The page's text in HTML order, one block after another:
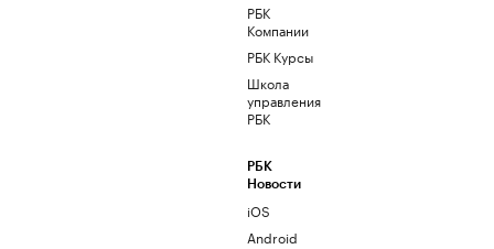
РБК
Компании
РБК Курсы
Школа
управления
РБК
РБК
Новости
iOS
Android